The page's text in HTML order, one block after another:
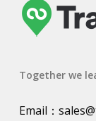
Together we
Email：